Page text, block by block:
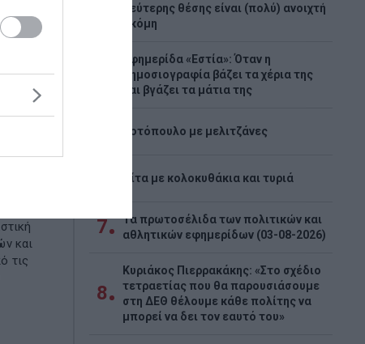
τον
και
τις
δεύτερης θέσης είναι (πολύ) ανοιχτή
ακόμη
Εφημερίδα «Εστία»: Όταν η
δημοσιογραφία βάζει τα χέρια της
και βγάζει τα μάτια της
Κοτόπουλο με μελιτζάνες
Πίτα με κολοκυθάκια και τυριά
7
Τα πρωτοσέλιδα των πολιτικών και
αθλητικών εφημερίδων (03-08-2026)
8
Κυριάκος Πιερρακάκης: «Στο σχέδιο
τετραετίας που θα παρουσιάσουμε
στη ΔΕΘ θέλουμε κάθε πολίτης να
μπορεί να δει τον εαυτό του»